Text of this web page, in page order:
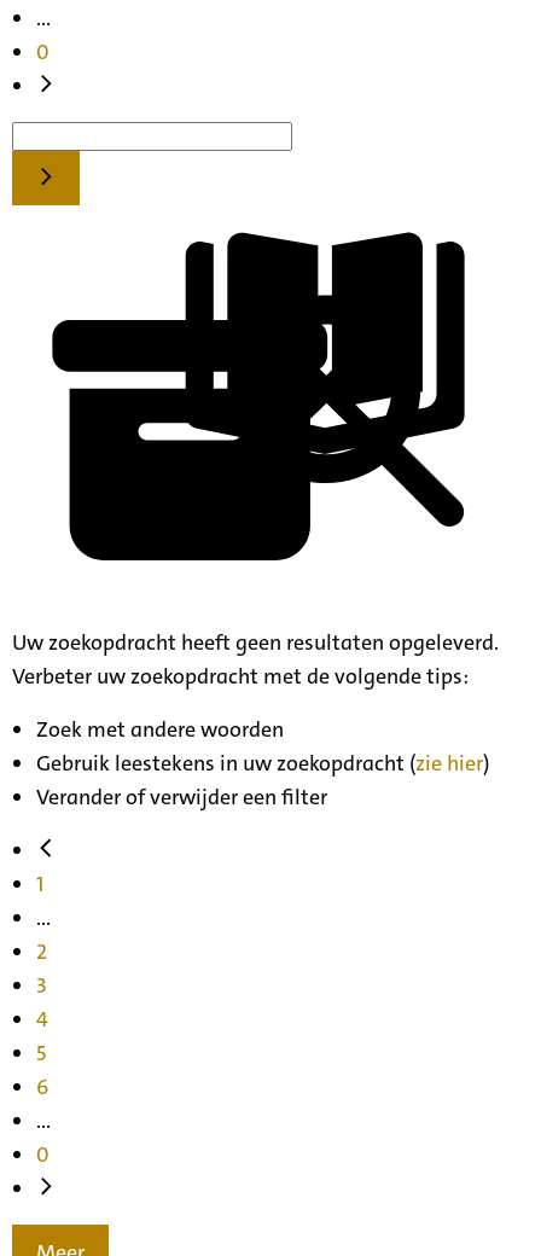
...
0
Uw zoekopdracht heeft geen resultaten opgeleverd.
Verbeter uw zoekopdracht met de volgende tips:
Zoek met andere woorden
Gebruik leestekens in uw zoekopdracht (zie hier)
Verander of verwijder een filter
1
...
2
3
4
5
6
...
0